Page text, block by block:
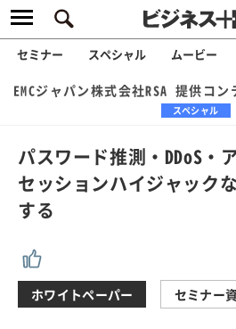
セミナー スペシャル ムービー
EMCジャパン株式会社RSA 提供コン
スペシャル
パスワード推測・DDoS・
セッションハイジャック
する
ホワイトペーパー セミナー